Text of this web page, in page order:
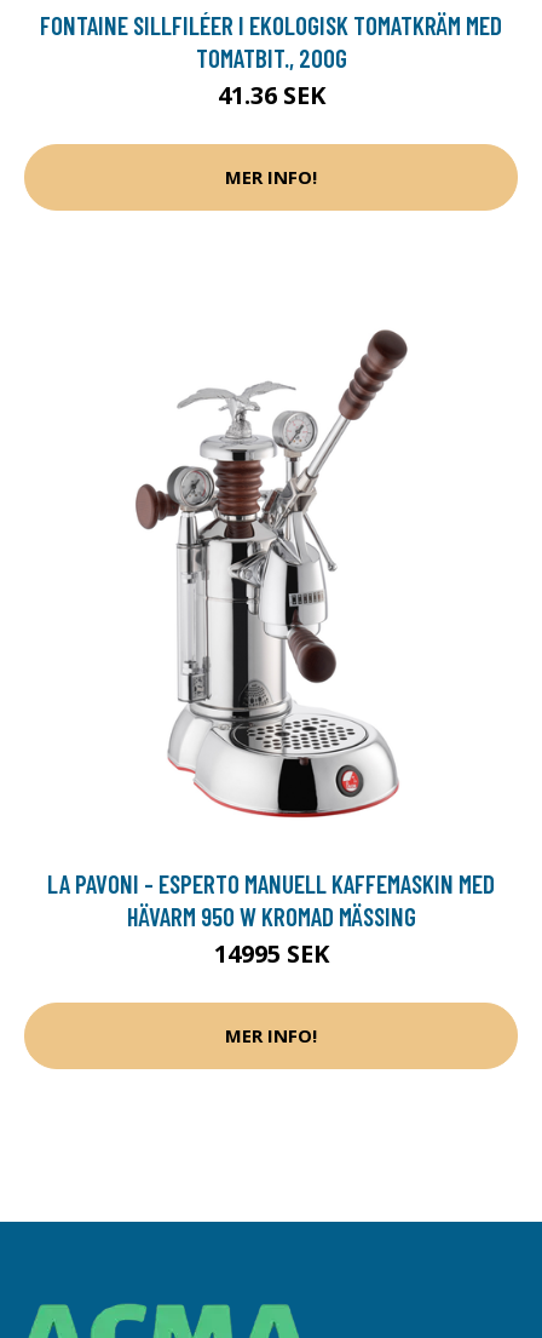
FONTAINE SILLFILÉER I EKOLOGISK TOMATKRÄM MED
TOMATBIT., 200G
41.36 SEK
MER INFO!
LA PAVONI - ESPERTO MANUELL KAFFEMASKIN MED
HÄVARM 950 W KROMAD MÄSSING
14995 SEK
MER INFO!